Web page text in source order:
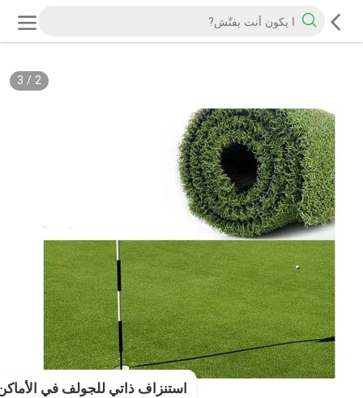
2
/
3
استنزاف ذاتي للجولف في